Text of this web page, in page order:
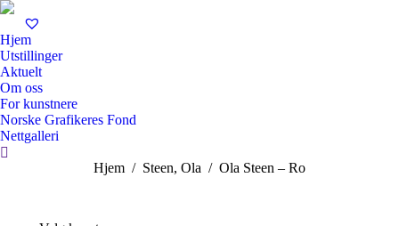
Hjem
Utstillinger
Aktuelt
Om oss
For kunstnere
Norske Grafikeres Fond
Nettgalleri
Search:
You are here:
Hjem Steen, Ola Ola Steen – Ro